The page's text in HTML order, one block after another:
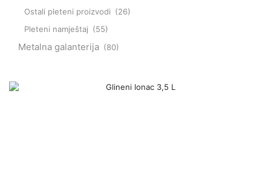
Ostali pleteni proizvodi (26)
Pleteni namještaj (55)
Metalna galanterija (80)